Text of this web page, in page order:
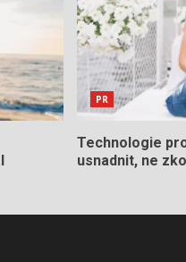
PR
Technologie
usnadnit, ne